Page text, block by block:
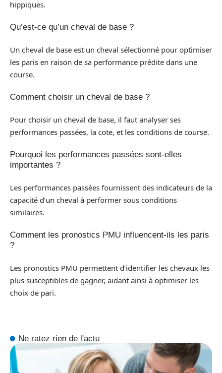
hippiques.
Qu’est-ce qu’un cheval de base ?
Un cheval de base est un cheval sélectionné pour optimiser
les paris en raison de sa performance prédite dans une
course.
Comment choisir un cheval de base ?
Pour choisir un cheval de base, il faut analyser ses
performances passées, la cote, et les conditions de course.
Pourquoi les performances passées sont-elles
importantes ?
Les performances passées fournissent des indicateurs de la
capacité d’un cheval à performer sous conditions
similaires.
Comment les pronostics PMU influencent-ils les paris
?
Les pronostics PMU permettent d’identifier les chevaux les
plus susceptibles de gagner, aidant ainsi à optimiser les
choix de pari.
Ne ratez rien de l'actu